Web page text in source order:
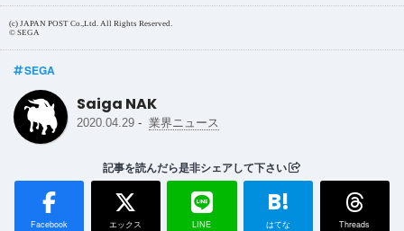
(c) JAPAN POST Co.,Ltd. All Rights Reserved.
© SEGA
SEGA
Saiga NAK
2020.04.29 - 業界ニュース
記事を読んだら是非シェアして下さい
Facebook エックス LINE
B!
はてな Threads